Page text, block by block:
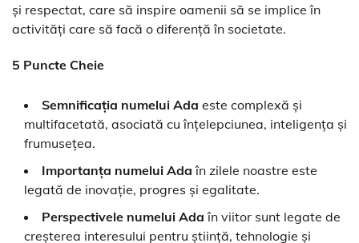
și respectat, care să inspire oamenii să se implice în
activități care să facă o diferență în societate.
5 Puncte Cheie
Semnificația numelui Ada este complexă și
multifacetată, asociată cu înțelepciunea, inteligența și
frumusețea.
Importanța numelui Ada în zilele noastre este
legată de inovație, progres și egalitate.
Perspectivele numelui Ada în viitor sunt legate de
creșterea interesului pentru știință, tehnologie și